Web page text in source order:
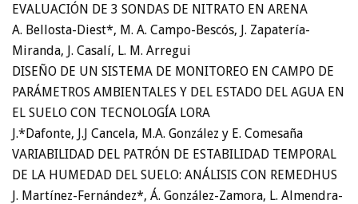
EVALUACIÓN DE 3 SONDAS DE NITRATO EN ARENA
A. Bellosta-Diest*, M. A. Campo-Bescós, J. Zapatería-
Miranda, J. Casalí, L. M. Arregui
DISEÑO DE UN SISTEMA DE MONITOREO EN CAMPO DE
PARÁMETROS AMBIENTALES Y DEL ESTADO DEL AGUA EN
EL SUELO CON TECNOLOGÍA LORA
J.*Dafonte, J.J Cancela, M.A. González y E. Comesaña
VARIABILIDAD DEL PATRÓN DE ESTABILIDAD TEMPORAL
DE LA HUMEDAD DEL SUELO: ANÁLISIS CON REMEDHUS
J. Martínez-Fernández*, Á. González-Zamora, L. Almendra-